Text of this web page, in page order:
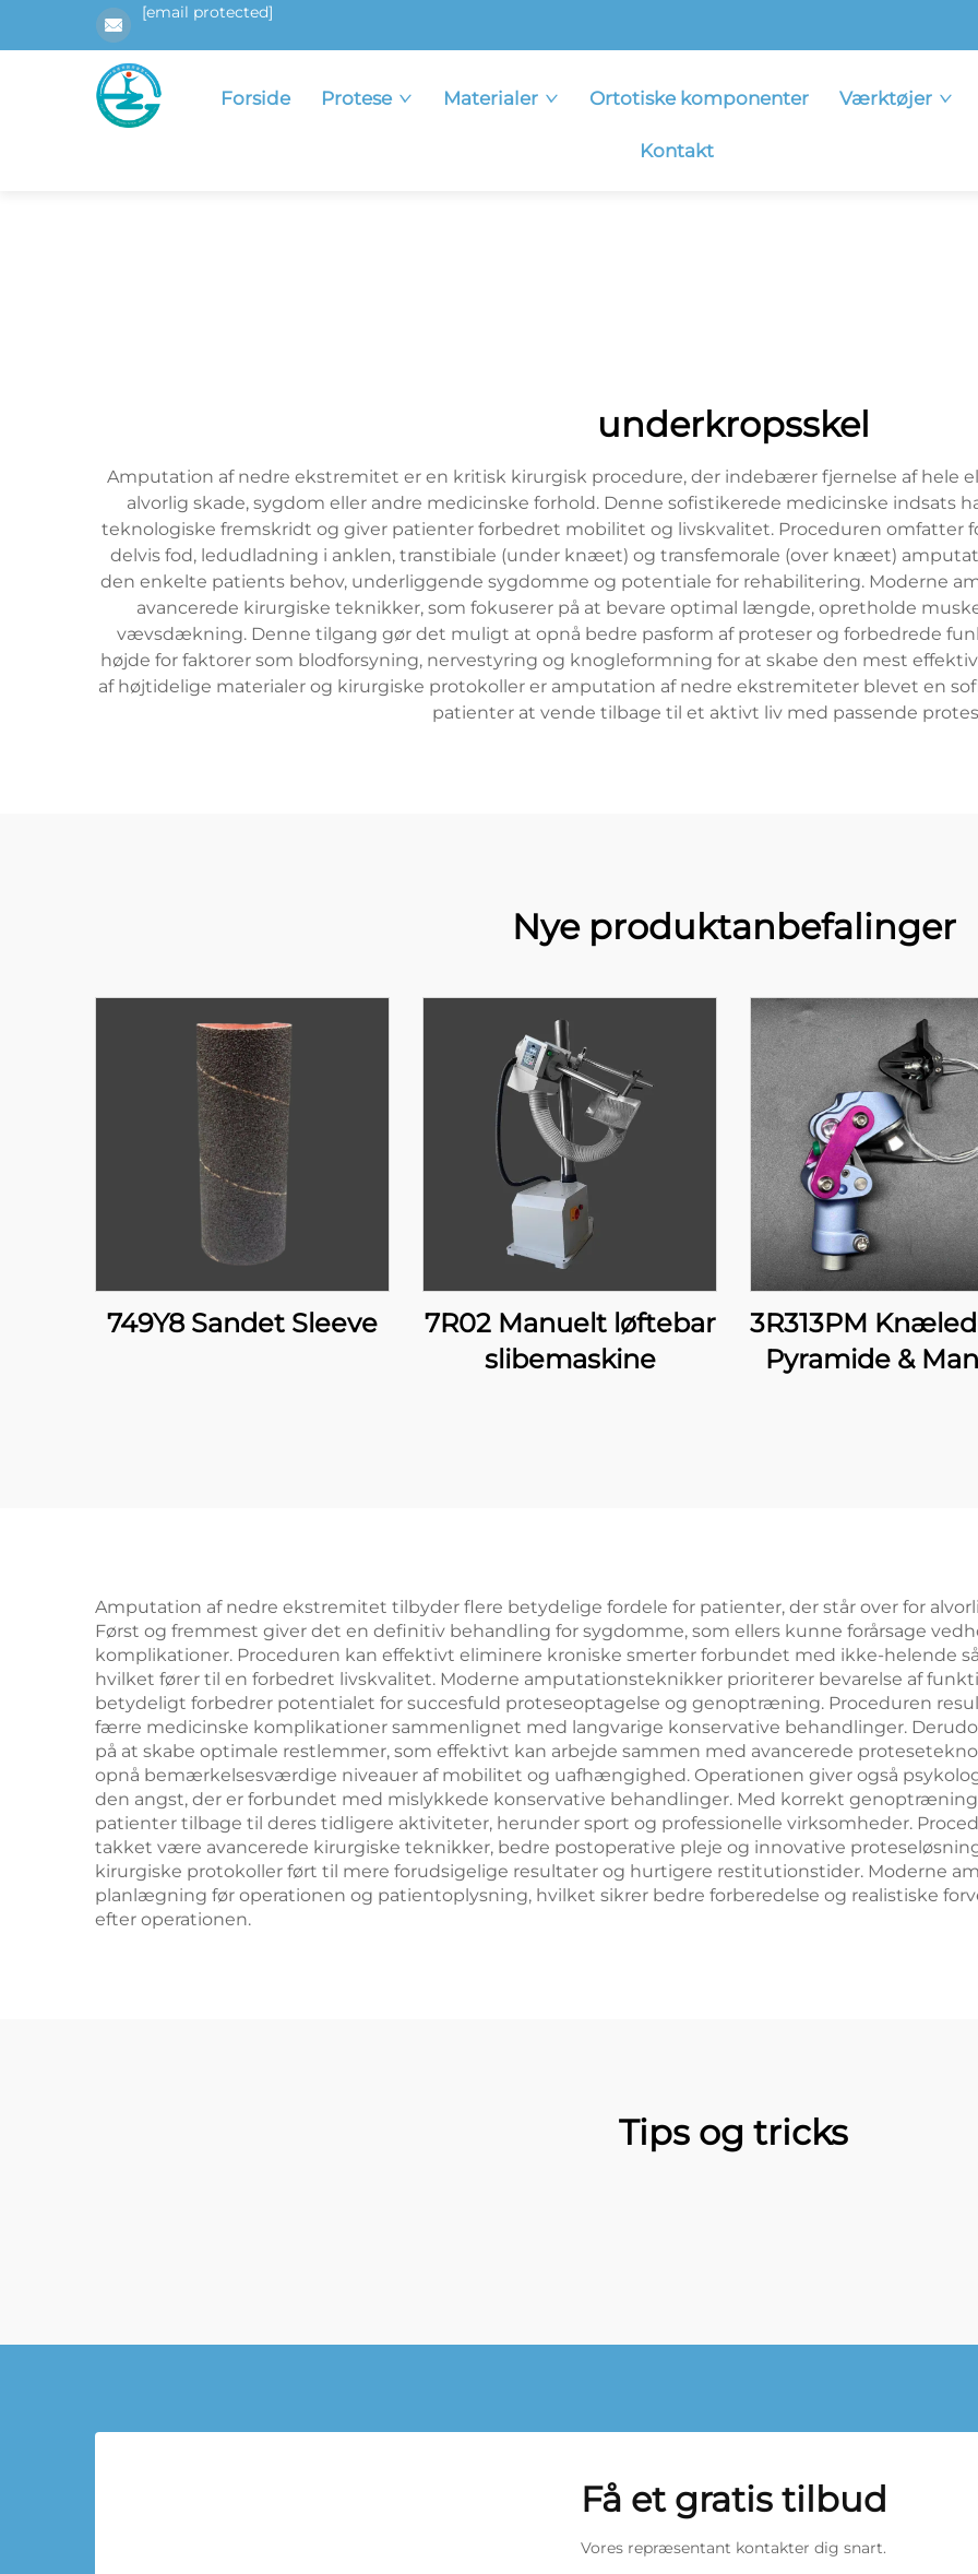
[email protected]
Forside Protese Materialer Ortotiske komponenter Værktøjer
Kontakt
underkropsskel
Amputation af nedre ekstremitet er en kritisk kirurgisk procedure, der indebærer fjernelse af hele
alvorlig skade, sygdom eller andre medicinske forhold. Denne sofistikerede medicinske indsats
teknologiske fremskridt og giver patienter forbedret mobilitet og livskvalitet. Proceduren omfatter
delvis fod, ledudladning i anklen, transtibiale (under knæet) og transfemorale (over knæet)
den enkelte patients behov, underliggende sygdomme og potentiale for rehabilitering. Moderne
avancerede kirurgiske teknikker, som fokuserer på at bevare optimal længde, opretholde
vævsdækning. Denne tilgang gør det muligt at opnå bedre pasform af proteser og forbedrede
højde for faktorer som blodforsyning, nervestyring og knogleformning for at skabe den mest
af ​​højtidelige materialer og kirurgiske protokoller er amputation af nedre ekstremiteter blevet en
patienter at vende tilbage til et aktivt liv med passende
Nye produktanbefalinger
749Y8 Sandet Sleeve
7R02 Manuelt løftebar
slibemaskine
3R313PM
Pyramide &
Amputation af nedre ekstremitet tilbyder flere betydelige fordele for patienter, der står over for
Først og fremmest giver det en definitiv behandling for sygdomme, som ellers kunne forårsage
komplikationer. Proceduren kan effektivt eliminere kroniske smerter forbundet med ikke-helende
hvilket fører til en forbedret livskvalitet. Moderne amputationsteknikker prioriterer bevarelse af
betydeligt forbedrer potentialet for succesfuld proteseoptagelse og genoptræning. Proceduren
færre medicinske komplikationer sammenlignet med langvarige konservative behandlinger.
på at skabe optimale restlemmer, som effektivt kan arbejde sammen med avancerede
opnå bemærkelsesværdige niveauer af mobilitet og uafhængighed. Operationen giver også
den angst, der er forbundet med mislykkede konservative behandlinger. Med korrekt
patienter tilbage til deres tidligere aktiviteter, herunder sport og professionelle virksomheder.
takket være avancerede kirurgiske teknikker, bedre postoperative pleje og innovative
kirurgiske protokoller ført til mere forudsigelige resultater og hurtigere restitutionstider. Moderne
planlægning før operationen og patientoplysning, hvilket sikrer bedre forberedelse og realistiske
efter operationen.
Tips og tricks
Få et gratis tilbud
Vores repræsentant kontakter dig snart.